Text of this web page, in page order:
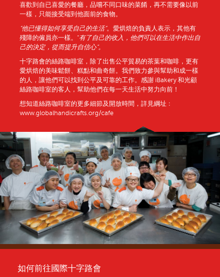
喜歡到自已喜愛的餐廳，品嚐不同口味的菜餚，再不需要像以前
一樣，只能接受端到他面前的食物。
“他已懂得如何享受自己的生活“。愛烘焙的負責人表示，其他有
殘障的僱員亦一樣。”有了自己的收入，他們可以在生活中作出自
己的決定，從而提升自信心“。
十字路會的絲路咖啡室，除了出售公平貿易的茶葉和咖啡，更有
愛烘焙的美味鬆餅、糕點和曲奇餅。我們致力參與幫助和成一樣
的人，讓他們可以找到公平及可靠的工作。感謝 iBakery 和光顧
絲路咖啡室的客人，幫助他們在每一天生活中努力向前！
想知道絲路咖啡室的更多細節及開放時間，詳見綱址﹕
www.globalhandicrafts.org/cafe
如何前往國際十字路會